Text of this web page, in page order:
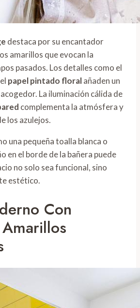
destaca por su encantador
amarillos que evocan la
pasados. Los detalles como el
papel pintado floralañaden un
La iluminación cálida de
complementa la atmósfera y
los azulejos.
una pequeña toalla blanca o
en el borde de la bañera puede
no solo sea funcional, sino
estético.
Con